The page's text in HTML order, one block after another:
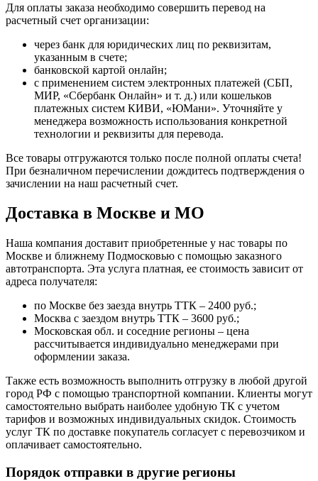
Для оплаты заказа необходимо совершить перевод на
расчетный счет организации:
через банк для юридических лиц по реквизитам,
указанным в счете;
банковской картой онлайн;
с применением систем электронных платежей (СБП,
МИР, «Сбербанк Онлайн» и т. д.) или кошельков
платежных систем КИВИ, «ЮМани». Уточняйте у
менеджера возможность использования конкретной
технологии и реквизиты для перевода.
Все товары отгружаются только после полной оплаты счета!
При безналичном перечислении дождитесь подтверждения о
зачислении на наш расчетный счет.
Доставка в Москве и МО
Наша компания доставит приобретенные у нас товары по
Москве и ближнему Подмосковью с помощью заказного
автотранспорта. Эта услуга платная, ее стоимость зависит от
адреса получателя:
по Москве без заезда внутрь ТТК – 2400 руб.;
Москва с заездом внутрь ТТК – 3600 руб.;
Московская обл. и соседние регионы – цена
рассчитывается индивидуально менеджерами при
оформлении заказа.
Также есть возможность выполнить отгрузку в любой другой
город РФ с помощью транспортной компании. Клиенты могут
самостоятельно выбрать наиболее удобную ТК с учетом
тарифов и возможных индивидуальных скидок. Стоимость
услуг ТК по доставке покупатель согласует с перевозчиком и
оплачивает самостоятельно.
Порядок отправки в другие регионы